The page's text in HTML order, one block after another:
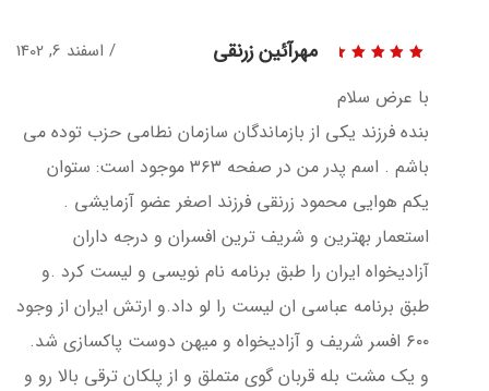
مهرآئین زرنقی اسفند 6, 1402
با عرض سلام
بنده فرزند یکی از بازماندگان سازمان نطامی حزب توده می
باشم . اسم پدر من در صفحه ۳۶۳ موجود است: ستوان
یکم هوایی محمود زرنقی فرزند اصغر عضو آزمایشی .
استعمار بهترین و شریف ترین افسران و درجه داران
آزادیخواه ایران را طبق برنامه نام نویسی و لیست کرد .و
طبق برنامه عباسی ان لیست را لو داد.و ارتش ایران از وجود
۶۰۰ افسر شریف و آزادیخواه و میهن دوست پاکسازی شد.
و یک مشت بله قربان گوی متملق و از پلکان ترقی بالا رو و